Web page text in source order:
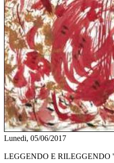
Lunedi, 05/06/2017
LEGGENDO E RILEGGENDO